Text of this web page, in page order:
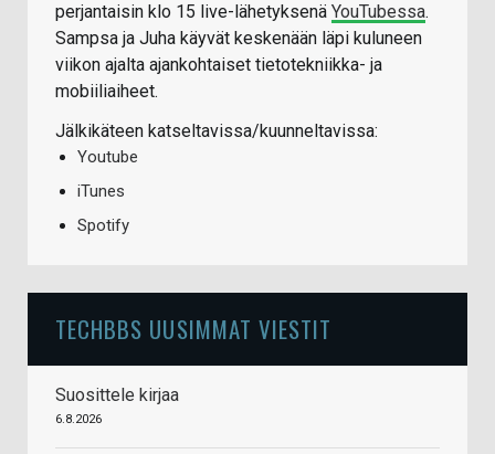
perjantaisin klo 15 live-lähetyksenä YouTubessa.
Sampsa ja Juha käyvät keskenään läpi kuluneen
viikon ajalta ajankohtaiset tietotekniikka- ja
mobiiliaiheet.
Jälkikäteen katseltavissa/kuunneltavissa:
Youtube
iTunes
Spotify
TECHBBS UUSIMMAT VIESTIT
Suosittele kirjaa
6.8.2026